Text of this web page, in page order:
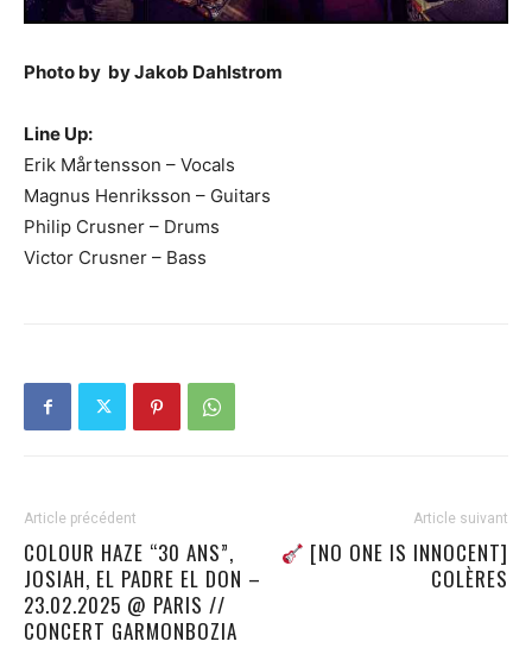
Photo by by Jakob Dahlstrom
Line Up:
Erik Mårtensson – Vocals
Magnus Henriksson – Guitars
Philip Crusner – Drums
Victor Crusner – Bass
Article précédent
COLOUR HAZE “30 ANS”,
JOSIAH, EL PADRE EL DON –
23.02.2025 @ PARIS //
CONCERT GARMONBOZIA
Article suivant
[NO ONE IS INNOCENT]
COLÈRES